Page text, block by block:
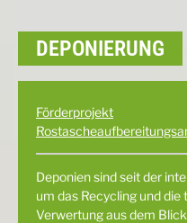
DEPO­NIERUNG
Förderprojekt
Deponien sind seit der
um das Recycling und die
Verwertung aus dem